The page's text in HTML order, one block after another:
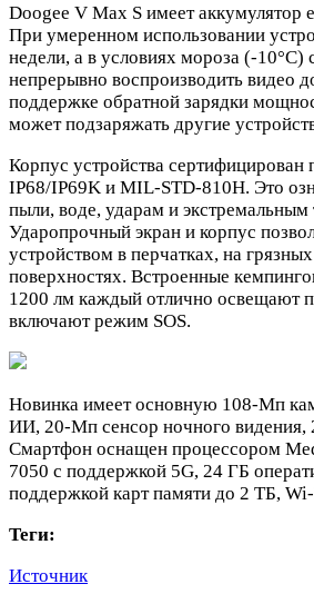
Doogee V Max S имеет
При умеренном использовании
недели, а в условиях мороза (-10°C)
непрерывно воспроизводить видео
поддержке обратной зарядки
может подзаряжать другие
Корпус устройства сертифицирован
IP68/IP69K и MIL-STD-810H. Это
пыли, воде, ударам и экстремальным
Ударопрочный экран и корпус
устройством в перчатках, на
поверхностях. Встроенные
1200 лм каждый отлично освещают
включают режим SOS.
Новинка имеет основную 108-Мп
ИИ, 20-Мп сенсор ночного видения,
Смартфон оснащен процессором
7050 с поддержкой 5G, 24 ГБ
поддержкой карт памяти до 2 ТБ,
Теги:
Источник